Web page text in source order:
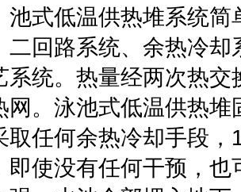
低温供热堆系统简
二回路系统、余热冷
系统。热量经两次热
网。泳池式低温供热
取任何余热冷却手段
即使没有任何干预，